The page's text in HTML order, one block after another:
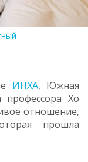
ИНХА, Южная
профессора Хо
отношение,
прошла